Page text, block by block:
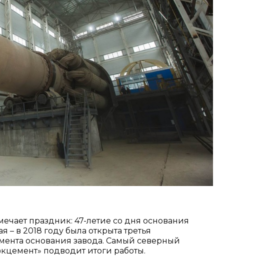
праздник: 47-летие со дня основания
– в 2018 году была открыта третья
основания завода. Самый северный
подводит итоги работы.